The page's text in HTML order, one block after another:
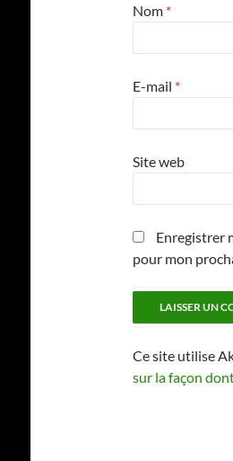
Nom *
E-mail *
Site web
Enregistrer
pour mon
Ce site utilise
sur la façon